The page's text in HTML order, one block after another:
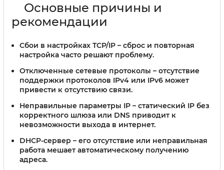
Основные причины и
рекомендации
Сбои в настройках TCP/IP – сброс и повторная
настройка часто решают проблему.
Отключенные сетевые протоколы – отсутствие
поддержки протоколов IPv4 или IPv6 может
привести к отсутствию связи.
Неправильные параметры IP – статический IP без
корректного шлюза или DNS приводит к
невозможности выхода в интернет.
DHCP-сервер – его отсутствие или неправильная
работа мешает автоматическому получению
адреса.